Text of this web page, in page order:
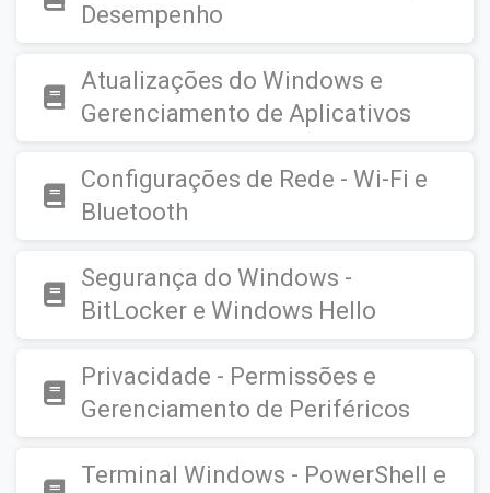
Desempenho
Atualizações do Windows e
Gerenciamento de Aplicativos
Configurações de Rede - Wi-Fi e
Bluetooth
Segurança do Windows -
BitLocker e Windows Hello
Privacidade - Permissões e
Gerenciamento de Periféricos
Terminal Windows - PowerShell e